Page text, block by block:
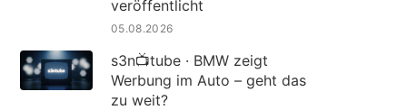
veröffentlicht
05.08.2026
s3n📺tube · BMW zeigt
Werbung im Auto – geht das
zu weit?